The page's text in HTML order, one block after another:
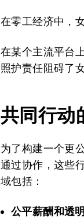
在零工经济中，
在某个主流平台
照护责任阻碍了
共同行动
为了构建一个更
通过协作，这些
域包括：
公平薪酬和透